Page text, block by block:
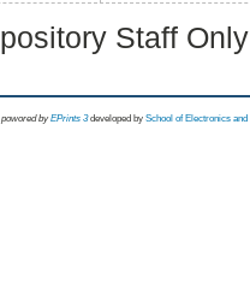
Staff
powored byEPrints 3 developed by School of Electronics